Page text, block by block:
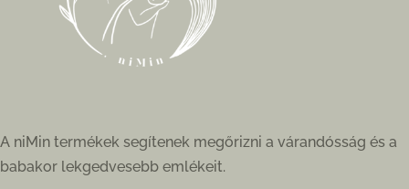
A niMin termékek segítenek megőrizni a várandósság és a
babakor lekgedvesebb emlékeit.